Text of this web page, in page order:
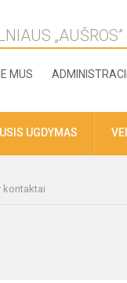
MUS
UGDYMAS
kontaktai